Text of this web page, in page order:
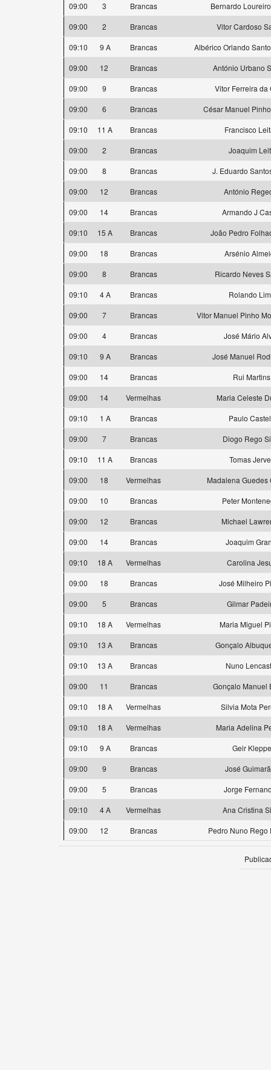
09:00 3 Brancas
Bernardo
09:00
2 Brancas
Vitor Cardoso
09:10
9 A Brancas
Albérico Orlando
09:00
12 Brancas
António Urbano
09:00
9 Brancas
Vitor Ferreira da
09:00
6 Brancas
César Manuel
09:10
11 A Brancas
Francisco
09:00
2 Brancas
Joaquim
09:00
8 Brancas
J. Eduardo
09:00
12 Brancas
António
09:00
14 Brancas
Armando J
09:10
15 A Brancas
João Pedro
09:00
18 Brancas
Arsénio
09:00
8 Brancas
Ricardo Neves
09:10
4 A Brancas
Rolando
09:00
7 Brancas
Vitor Manuel Pinho
09:00
4 Brancas
José Mário
09:10
9 A Brancas
José Manuel
09:00
14 Brancas
Rui Martins
09:00
14 Vermelhas
Maria Celeste
09:10
1 A Brancas
Paulo
09:00
7 Brancas
Diogo Rego
09:10
11 A Brancas
Tomas
09:00
18 Vermelhas
Madalena Guedes
09:00
10 Brancas
Peter
09:00
12 Brancas
Michael
09:00
14 Brancas
Joaquim
09:10
18 A Vermelhas
Carolina
09:00
18 Brancas
José Milheiro
09:00
5 Brancas
Gilmar
09:10
18 A Vermelhas
Maria Miguel
09:10
13 A Brancas
Gonçalo
09:10
13 A Brancas
Nuno
09:00
11 Brancas
Gonçalo Manuel
09:10
18 A Vermelhas
Silvia Mota
09:10
18 A Vermelhas
Maria Adelina
09:10
9 A Brancas
Geir Kleppe
09:00
9 Brancas
José
09:00
5 Brancas
Jorge
09:10
4 A Vermelhas
Ana Cristina
09:00
12 Brancas Pedro Nuno Rego